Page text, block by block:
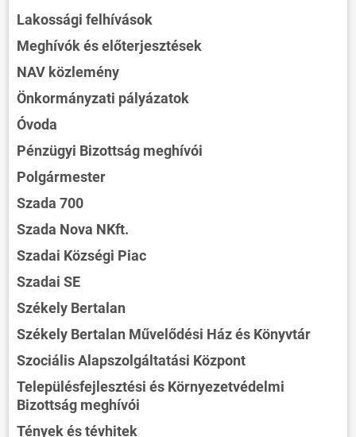
Lakossági felhívások
Meghívók és előterjesztések
NAV közlemény
Önkormányzati pályázatok
Óvoda
Pénzügyi Bizottság meghívói
Polgármester
Szada 700
Szada Nova NKft.
Szadai Községi Piac
Szadai SE
Székely Bertalan
Székely Bertalan Művelődési Ház és Könyvtár
Szociális Alapszolgáltatási Központ
Településfejlesztési és Környezetvédelmi
Bizottság meghívói
Tények és tévhitek